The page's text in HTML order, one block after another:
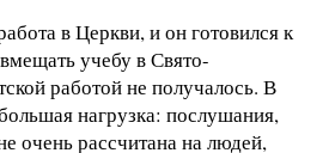
в Церкви, и он готовился к
учебу в Свято-
работой не получалось. В
нагрузка: послушания,
очень рассчитана на людей,